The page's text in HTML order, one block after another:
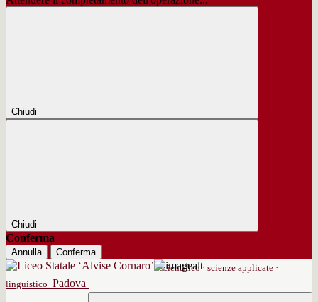
Chiudi
Chiudi
Conferma
Annulla
Conferma
scientifico · scienze applicate ·
linguistico Padova